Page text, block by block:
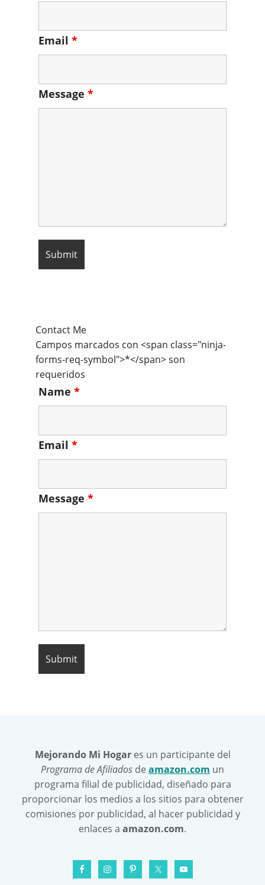
Email *
Message *
Contact Me
Campos marcados con <span class="ninja-
forms-req-symbol">*</span> son
requeridos
Name *
Email *
Message *
Mejorando Mi Hogares un participante del
Programa de Afiliados de amazon.com un
programa filial de publicidad, diseñado para
proporcionar los medios a los sitios para obtener
comisiones por publicidad, al hacer publicidad y
enlaces a amazon.com.